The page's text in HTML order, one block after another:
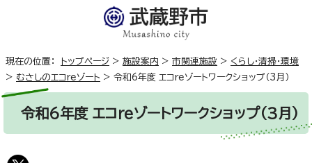
現在の位置： トップページ > 施設案内 > 市関連施設 > くらし・清掃・環境
> むさしのエコreゾート > 令和6年度 エコreゾートワークショップ（3月）
令和6年度 エコreゾートワークショップ（3月）